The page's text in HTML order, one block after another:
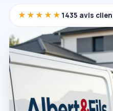
★★★★★ 1435 avis